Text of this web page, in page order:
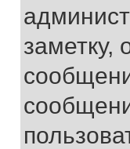
заметку,